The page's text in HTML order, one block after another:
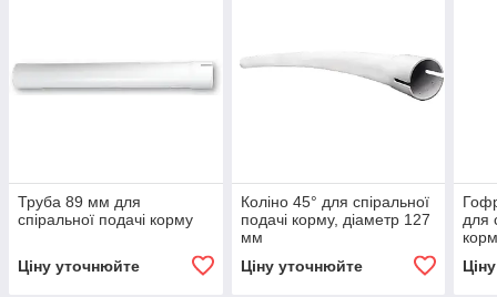
Труба 89 мм для
спіральної подачі корму
Ціну уточнюйте
Коліно 45° для спіральної
подачі корму, діаметр 127
мм
Ціну уточнюйте
для